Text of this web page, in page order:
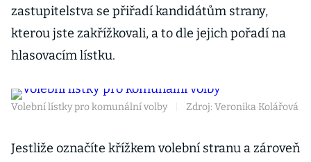
zastupitelstva se přiřadí kandidátům strany,
kterou jste zakřížkovali, a to dle jejich pořadí na
hlasovacím lístku.
Volební lístky pro komunální volby Zdroj: Veronika Kolářová
Jestliže označíte křížkem volební stranu a zároveň